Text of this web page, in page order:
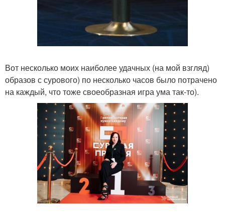
Вот несколько моих наиболее удачных (на мой взгляд)
образов с сурового) по несколько часов было потрачено
на каждый, что тоже своеобразная игра ума так-то).